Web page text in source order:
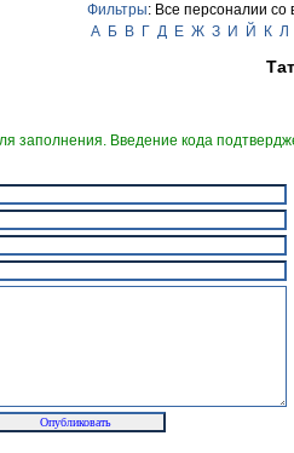
Фильтры: Все персоналии со
А
Б В Г Д Е Ж З И Й К Л
заполнения. Введение кода